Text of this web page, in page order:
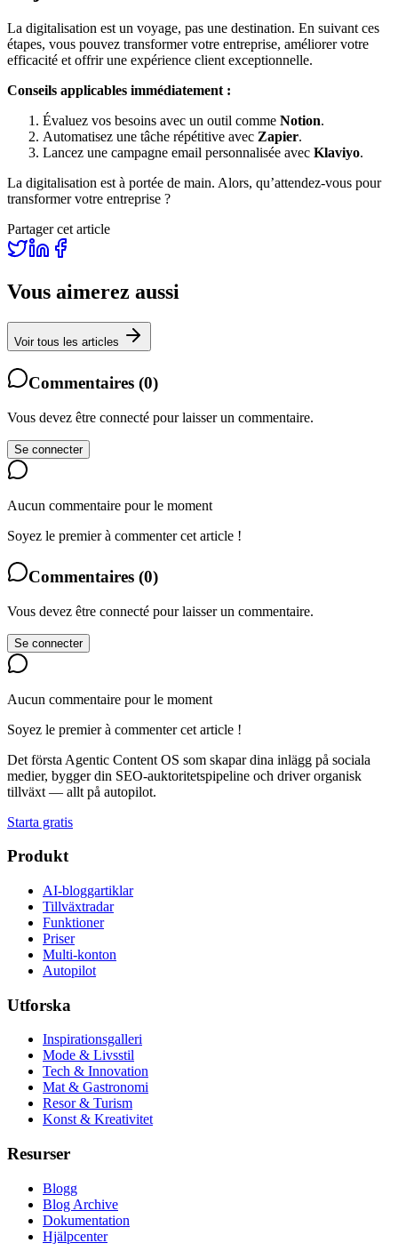
La digitalisation est un voyage, pas une destination. En suivant ces
étapes, vous pouvez transformer votre entreprise, améliorer votre
efficacité et offrir une expérience client exceptionnelle.
Conseils applicables immédiatement :
Évaluez vos besoins avec un outil comme Notion.
Automatisez une tâche répétitive avec Zapier.
Lancez une campagne email personnalisée avec Klaviyo.
La digitalisation est à portée de main. Alors, qu’attendez-vous pour
transformer votre entreprise ?
Partager cet article
Vous aimerez aussi
Voir tous les articles
Commentaires (0)
Vous devez être connecté pour laisser un commentaire.
Se connecter
Aucun commentaire pour le moment
Soyez le premier à commenter cet article !
Commentaires (0)
Vous devez être connecté pour laisser un commentaire.
Se connecter
Aucun commentaire pour le moment
Soyez le premier à commenter cet article !
Det första Agentic Content OS som skapar dina inlägg på sociala
medier, bygger din SEO-auktoritetspipeline och driver organisk
tillväxt — allt på autopilot.
Starta gratis
Produkt
AI-bloggartiklar
Tillväxtradar
Funktioner
Priser
Multi-konton
Autopilot
Utforska
Inspirationsgalleri
Mode & Livsstil
Tech & Innovation
Mat & Gastronomi
Resor & Turism
Konst & Kreativitet
Resurser
Blogg
Blog Archive
Dokumentation
Hjälpcenter